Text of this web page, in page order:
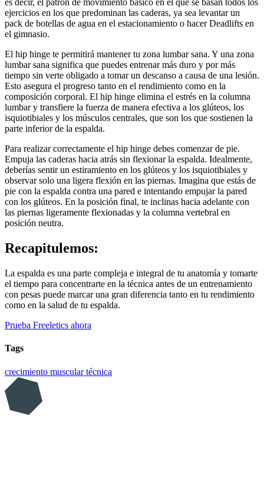
es decir, el patrón de movimiento básico en el que se basan todos los
ejercicios en los que predominan las caderas, ya sea levantar un
pack de botellas de agua en el estacionamiento o hacer Deadlifts en
el gimnasio.
El hip hinge te permitirá mantener tu zona lumbar sana. Y una zona
lumbar sana significa que puedes entrenar más duro y por más
tiempo sin verte obligado a tomar un descanso a causa de una lesión.
Esto asegura el progreso tanto en el rendimiento como en la
composición corporal. El hip hinge elimina el estrés en la columna
lumbar y transfiere la fuerza de manera efectiva a los glúteos, los
isquiotibiales y los músculos centrales, que son los que sostienen la
parte inferior de la espalda.
Para realizar correctamente el hip hinge debes comenzar de pie.
Empuja las caderas hacia atrás sin flexionar la espalda. Idealmente,
deberías sentir un estiramiento en los glúteos y los isquiotibiales y
observar solo una ligera flexión en las piernas. Imagina que estás de
pie con la espalda contra una pared e intentando empujar la pared
con los glúteos. En la posición final, te inclinas hacia adelante con
las piernas ligeramente flexionadas y la columna vertebral en
posición neutra.
Recapitulemos:
La espalda es una parte compleja e integral de tu anatomía y tomarte
el tiempo para concentrarte en la técnica antes de un entrenamiento
con pesas puede marcar una gran diferencia tanto en tu rendimiento
como en la salud de tu espalda.
Prueba Freeletics ahora
Tags
crecimiento musculartécnica